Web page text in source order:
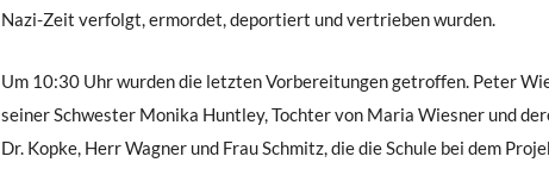
Nazi-Zeit verfolgt, ermordet, deportiert und vertrieben wurden.
Um 10:30 Uhr wurden die letzten Vorbereitungen getroffen. Peter
seiner Schwester Monika Huntley, Tochter von Maria Wiesner und
Dr. Kopke, Herr Wagner und Frau Schmitz, die die Schule bei dem